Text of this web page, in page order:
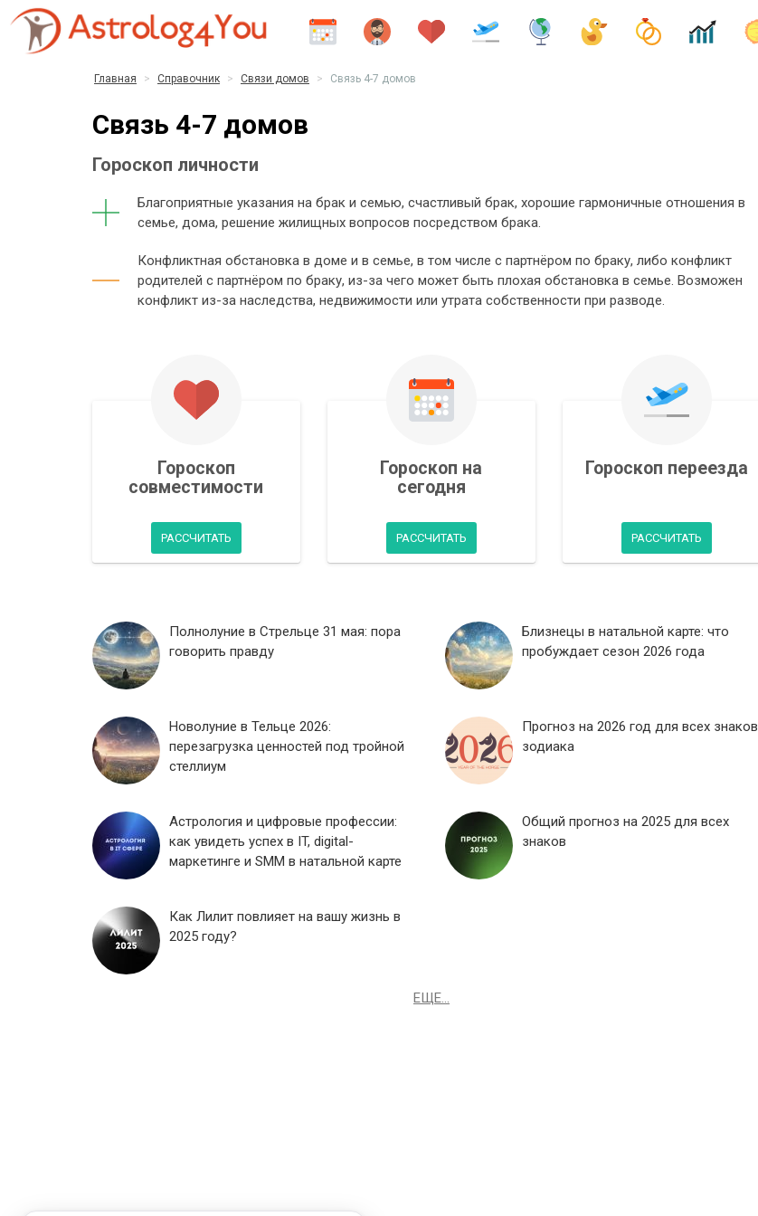
Главная Справочник Связи домов Связь 4-7 домов
Связь 4-7 домов
Гороскоп личности
Благоприятные указания на брак и семью, счастливый брак, хорошие гармоничные отношения в
семье, дома, решение жилищных вопросов посредством брака.
Конфликтная обстановка в доме и в семье, в том числе с партнёром по браку, либо конфликт
родителей с партнёром по браку, из-за чего может быть плохая обстановка в семье. Возможен
конфликт из-за наследства, недвижимости или утрата собственности при разводе.
Гороскоп
совместимости
РАССЧИТАТЬ
Гороскоп на
сегодня
РАССЧИТАТЬ
Гороскоп переезда
РАССЧИТАТЬ
Полнолуние в Стрельце 31 мая: пора
говорить правду
Близнецы в натальной карте: что
пробуждает сезон 2026 года
Новолуние в Тельце 2026:
перезагрузка ценностей под тройной
стеллиум
Прогноз на 2026 год для всех знаков
зодиака
Астрология и цифровые профессии:
как увидеть успех в IT, digital-
маркетинге и SMM в натальной карте
Общий прогноз на 2025 для всех
знаков
Как Лилит повлияет на вашу жизнь в
2025 году?
ЕЩЕ...